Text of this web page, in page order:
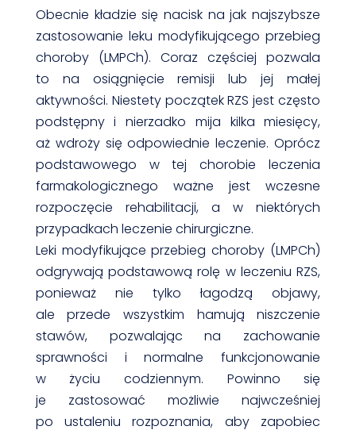
Obecnie kładzie się nacisk na jak najszybsze
zastosowanie leku modyfikującego przebieg
choroby (LMPCh). Coraz częściej pozwala
to na osiągnięcie remisji lub jej małej
aktywności. Niestety początek RZS jest często
podstępny i nierzadko mija kilka miesięcy,
aż wdroży się odpowiednie leczenie. Oprócz
podstawowego w tej chorobie leczenia
farmakologicznego ważne jest wczesne
rozpoczęcie rehabilitacji, a w niektórych
przypadkach leczenie chirurgiczne.
Leki modyfikujące przebieg choroby (LMPCh)
odgrywają podstawową rolę w leczeniu RZS,
ponieważ nie tylko łagodzą objawy,
ale przede wszystkim hamują niszczenie
stawów, pozwalając na zachowanie
sprawności i normalne funkcjonowanie
w życiu codziennym. Powinno się
je zastosować możliwie najwcześniej
po ustaleniu rozpoznania, aby zapobiec